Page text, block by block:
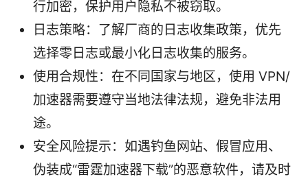
行加密，保护用户隐私不被窃取。
日志策略：了解厂商的日志收集政策，优先
选择零日志或最小化日志收集的服务。
使用合规性：在不同国家与地区，使用 VPN/
加速器需要遵守当地法律法规，避免非法用
途。
安全风险提示：如遇钓鱼网站、假冒应用、
伪装成“雷霆加速器下载”的恶意软件，请及时